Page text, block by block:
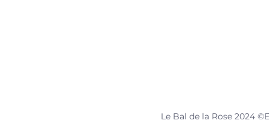
Le Bal de la Rose 2024